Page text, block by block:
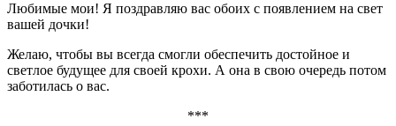
Любимые мои! Я поздравляю вас обоих с появлением на свет
вашей дочки!
Желаю, чтобы вы всегда смогли обеспечить достойное и
светлое будущее для своей крохи. А она в свою очередь потом
заботилась о вас.
***